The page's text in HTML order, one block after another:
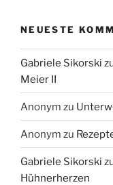
NEUESTE
Gabriele Sikorski
Meier II
Anonym zu
Anonym zu
Gabriele Sikorski
Hühnerherzen